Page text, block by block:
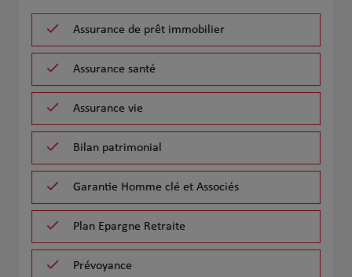
Assurance de prêt immobilier
Assurance santé
Assurance vie
Bilan patrimonial
Garantie Homme clé et Associés
Plan Epargne Retraite
Prévoyance